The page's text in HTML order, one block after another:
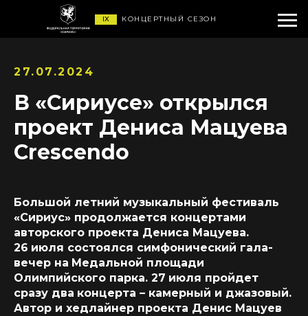
КОНЦЕРТНЫЙ СЕЗОН
IX
27.07.2024
В «Сириусе» открылся
проект Дениса Мацуева
Crescendo
Большой летний музыкальный фестиваль
«Сириус» продолжается концертами
авторского проекта Дениса Мацуева.
26 июля состоялся симфонический гала-
вечер на Медальной площади
Олимпийского парка. 27 июля пройдет
сразу два концерта – камерный и джазовый.
Автор и хедлайнер проекта Денис Мацуев